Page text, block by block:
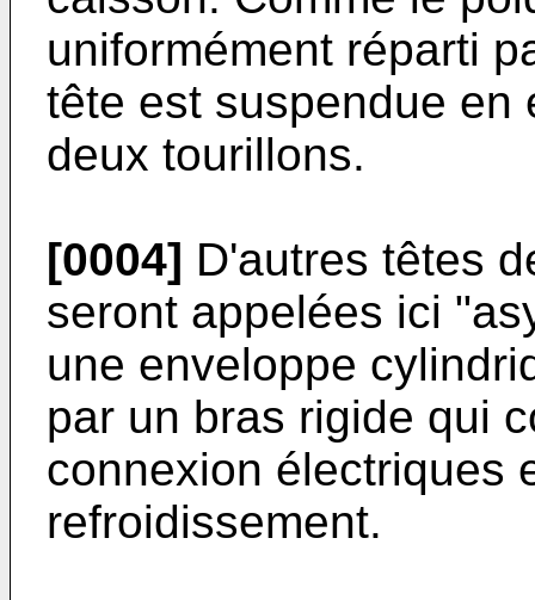
uniformément réparti
tête est suspendue en
deux tourillons.
[0004] D'autres têtes
seront appelées ici
une enveloppe
par un bras rigide qui
connexion électriques
refroidissement.